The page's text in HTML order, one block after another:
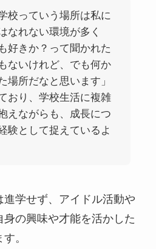
校っていう場所は私に
なれない環境が多く
好きか？って聞かれた
ないけれど、でも何か
場所だなと思います」
おり、学校生活に複雑
えながらも、成長につ
験として捉えているよ
学せず、アイドル活動や
の興味や才能を活かした
。